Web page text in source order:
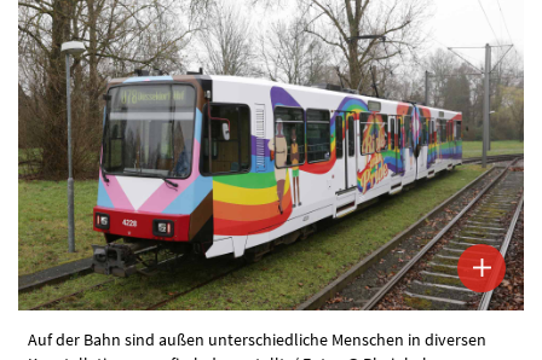
Auf der Bahn sind außen unterschiedliche Menschen in diversen